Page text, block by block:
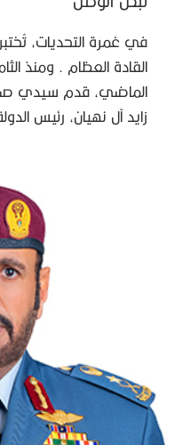
في غمرة التحديات،
القادة العظام . ومنذ
الماضي، قدم سيدي
زايد آل نهيان، رئيس